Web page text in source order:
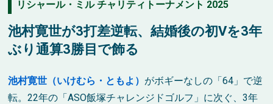
リシャール・ミル チャリティトーナメント 2025
池村寛世が3打差逆転、結婚後の初Vを3年
ぶり通算3勝目で飾る
池村寛世（いけむら・ともよ） がボギーなしの「64」で逆
転。22年の「ASO飯塚チャレンジドゴルフ」に次ぐ、3年